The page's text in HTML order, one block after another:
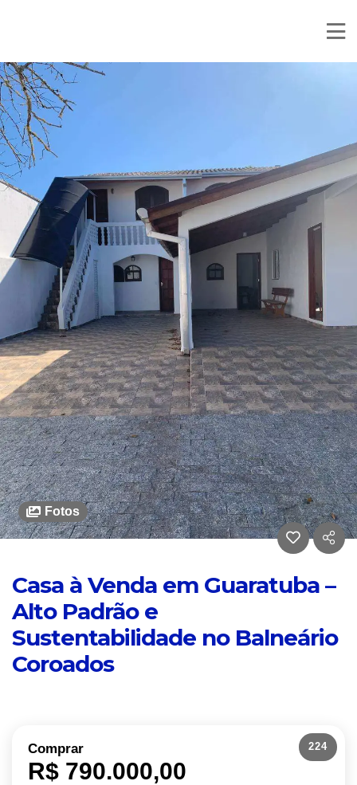
Fotos
Casa à Venda em Guaratuba –
Alto Padrão e
Sustentabilidade no Balneário
Coroados
224
Comprar
R$ 790.000,00